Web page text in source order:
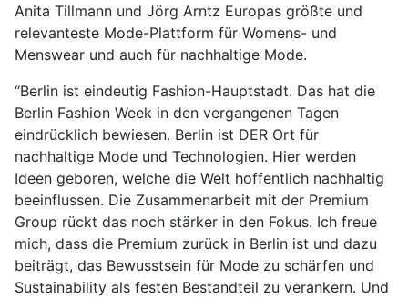
Anita Tillmann und Jörg Arntz Europas größte und
relevanteste Mode-Plattform für Womens- und
Menswear und auch für nachhaltige Mode.
“Berlin ist eindeutig Fashion-Hauptstadt. Das hat die
Berlin Fashion Week in den vergangenen Tagen
eindrücklich bewiesen. Berlin ist DER Ort für
nachhaltige Mode und Technologien. Hier werden
Ideen geboren, welche die Welt hoffentlich nachhaltig
beeinflussen. Die Zusammenarbeit mit der Premium
Group rückt das noch stärker in den Fokus. Ich freue
mich, dass die Premium zurück in Berlin ist und dazu
beiträgt, das Bewusstsein für Mode zu schärfen und
Sustainability als festen Bestandteil zu verankern. Und